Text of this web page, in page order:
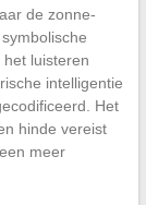
de zonne-
luisteren
intelligentie
Het
hinde vereist
meer